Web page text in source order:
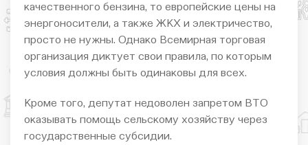
качественного бензина, то европейские цены на
энергоносители, а также ЖКХ и электричество,
просто не нужны. Однако Всемирная торговая
организация диктует свои правила, по которым
условия должны быть одинаковы для всех.
Кроме того, депутат недоволен запретом ВТО
оказывать помощь сельскому хозяйству через
государственные субсидии.